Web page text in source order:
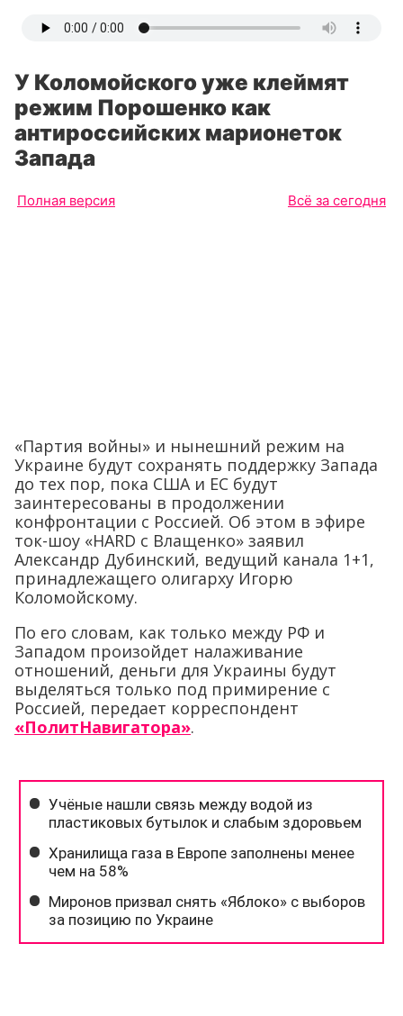
У Коломойского уже клеймят
режим Порошенко как
антироссийских марионеток
Запада
Полная версия Всё за сегодня
«Партия войны» и нынешний режим на
Украине будут сохранять поддержку Запада
до тех пор, пока США и ЕС будут
заинтересованы в продолжении
конфронтации с Россией. Об этом в эфире
ток-шоу «HARD с Влащенко» заявил
Александр Дубинский, ведущий канала 1+1,
принадлежащего олигарху Игорю
Коломойскому.
По его словам, как только между РФ и
Западом произойдет налаживание
отношений, деньги для Украины будут
выделяться только под примирение с
Россией, передает корреспондент
«ПолитНавигатора».